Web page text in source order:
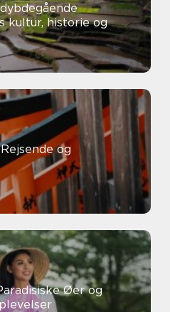
kultur, historie og
og
Øer og